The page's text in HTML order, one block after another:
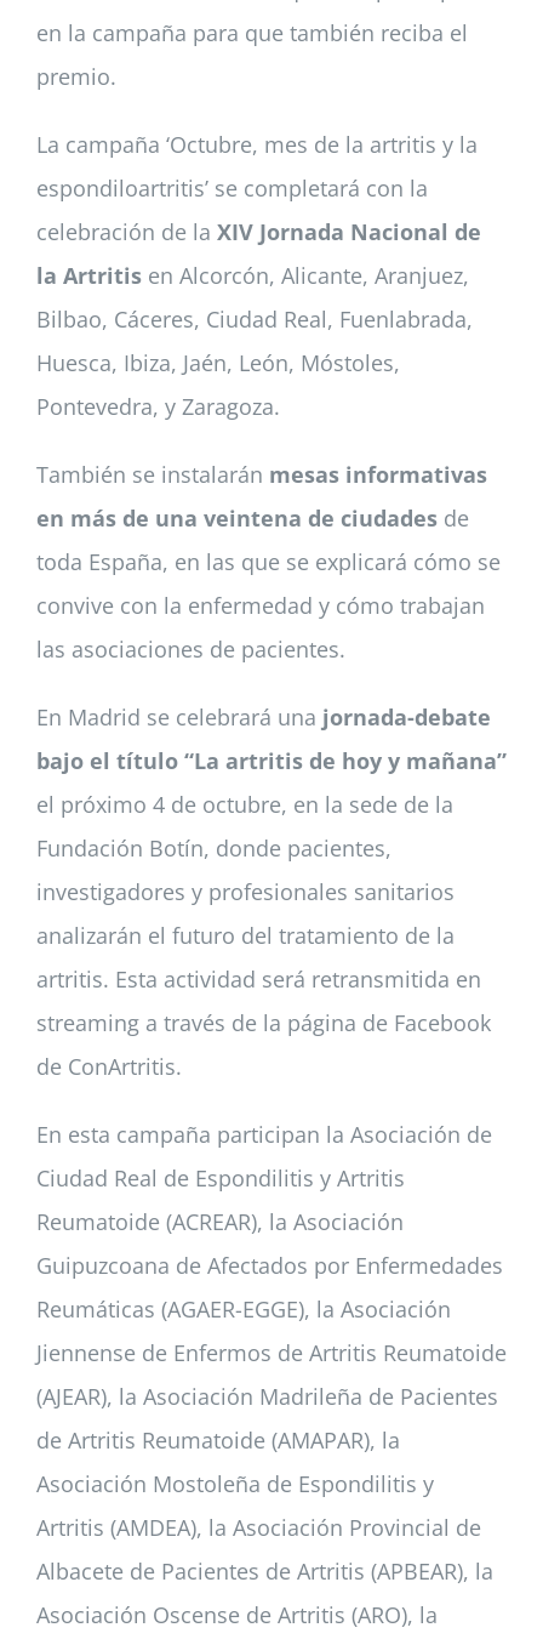
en la campaña para que también reciba el
premio.
La campaña ‘Octubre, mes de la artritis y la
espondiloartritis’ se completará con la
celebración de la XIV Jornada Nacional de
la Artritis en Alcorcón, Alicante, Aranjuez,
Bilbao, Cáceres, Ciudad Real, Fuenlabrada,
Huesca, Ibiza, Jaén, León, Móstoles,
Pontevedra, y Zaragoza.
También se instalarán mesas informativas
en más de una veintena de ciudades de
toda España, en las que se explicará cómo se
convive con la enfermedad y cómo trabajan
las asociaciones de pacientes.
En Madrid se celebrará una jornada-debate
bajo el título “La artritis de hoy y mañana”
el próximo 4 de octubre, en la sede de la
Fundación Botín, donde pacientes,
investigadores y profesionales sanitarios
analizarán el futuro del tratamiento de la
artritis. Esta actividad será retransmitida en
streaming a través de la página de Facebook
de ConArtritis.
En esta campaña participan la Asociación de
Ciudad Real de Espondilitis y Artritis
Reumatoide (ACREAR), la Asociación
Guipuzcoana de Afectados por Enfermedades
Reumáticas (AGAER-EGGE), la Asociación
Jiennense de Enfermos de Artritis Reumatoide
(AJEAR), la Asociación Madrileña de Pacientes
de Artritis Reumatoide (AMAPAR), la
Asociación Mostoleña de Espondilitis y
Artritis (AMDEA), la Asociación Provincial de
Albacete de Pacientes de Artritis (APBEAR), la
Asociación Oscense de Artritis (ARO), la